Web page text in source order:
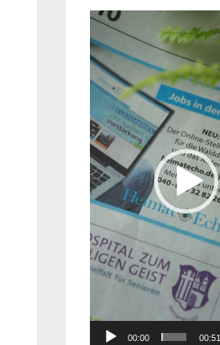
Player
00:00 00:51